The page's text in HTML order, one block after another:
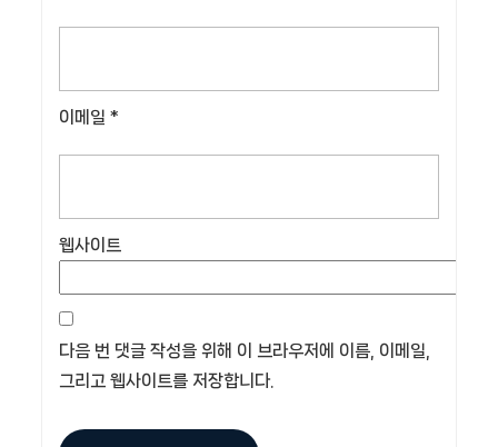
이메일 *
웹사이트
다음 번 댓글 작성을 위해 이 브라우저에 이름, 이메일,
그리고 웹사이트를 저장합니다.